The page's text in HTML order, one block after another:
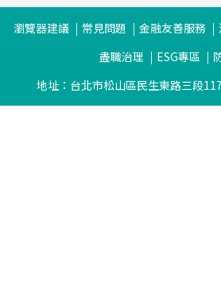
瀏覽器建議 常見問題 金融友善服務
盡職治理
ESG專區
地址：台北市松山區民生東路三段